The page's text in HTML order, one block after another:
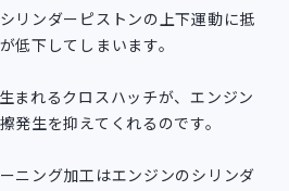
リンダーピストンの上下運動に抵
低下してしまいます。
まれるクロスハッチが、エンジン
発生を抑えてくれるのです。
ニング加工はエンジンのシリンダ